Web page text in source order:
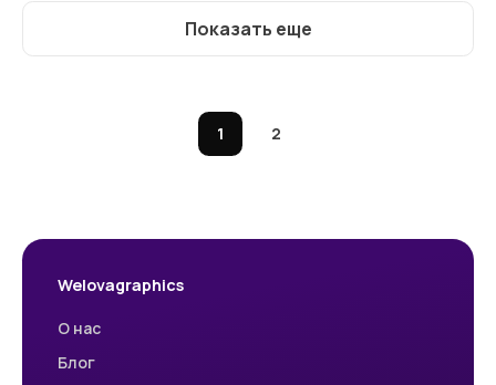
Показать еще
1 2
Welovagraphics
О нас
Блог